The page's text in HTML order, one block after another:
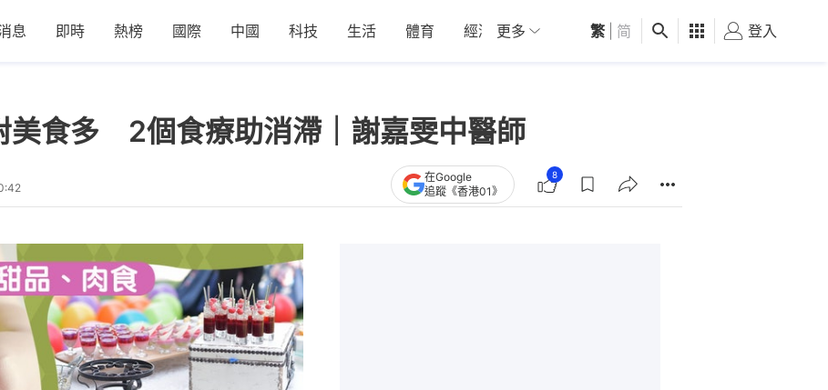
息 即時 熱榜 國際 中國 科技 生活 體育 經濟 01深圳 觀點 健康 好食玩飛
更多 繁 简 登入
美食多 2個食療助消滯｜謝嘉雯中醫師
在Google
追蹤《香港01》
8